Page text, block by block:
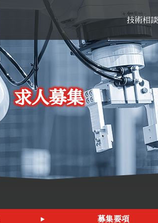
技術相談
求人募集
募集要項